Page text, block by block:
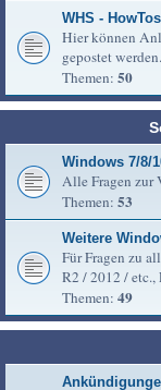
WHS -
Hier können
gepostet werden.
Themen: 50
Windows 7/8/
Alle Fragen zur
Themen: 53
Weitere
Für Fragen zu
R2 / 2012 / etc.,
Themen: 49